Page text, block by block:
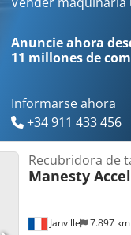
Anuncie ahora
11 millones de
Informarse ahora
+34 911 433 456
Janville 7.897 km
Recubridora de
Manesty